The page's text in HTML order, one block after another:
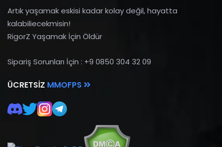
Artık yaşamak eskisi kadar kolay değil, hayatta
kalabiliecekmisin!
RigorZ Yaşamak İçin Öldür
Sipariş Sorunları İçin : +9 0850 304 32 09
ÜCRETSIZ MMOFPS